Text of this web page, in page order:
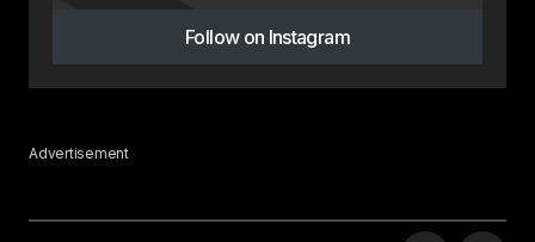
Follow on Instagram
Advertisement